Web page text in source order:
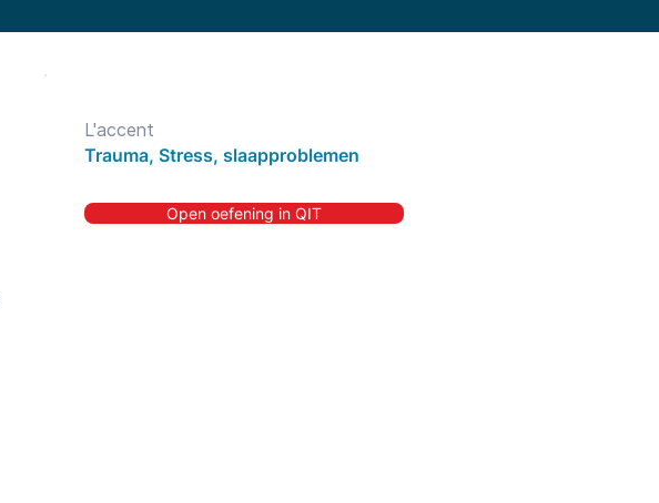
L'accent
Trauma, Stress, slaapproblemen
Open oefening in QIT